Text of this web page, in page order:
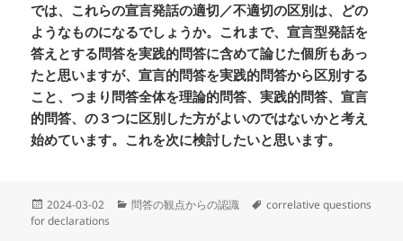
では、これらの宣言発話の適切／不適切の区別は、どの
ようなものになるでしょうか。これまで、宣言型発話を
答えとする問答を実践的問答に含めて論じた個所もあっ
たと思いますが、宣言的問答を実践的問答から区別する
こと、つまり問答全体を理論的問答、実践的問答、宣言
的問答、の３つに区別した方がよいのではないかと考え
始めています。これを次に検討したいと思います。
投
稿
2024-03-02
カ
問答の観点からの認識
タ
correlative questions
for declarations